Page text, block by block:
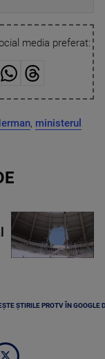
media preferat:
, ministerul
ȘTIRILE PROTV ÎN GOOGLE